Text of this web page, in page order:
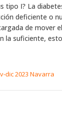
tipo I? La
deficiente o
de mover
la suficiente,
dic 2023 Navarra